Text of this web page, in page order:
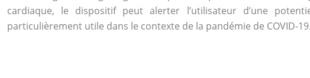
cardiaque, le dispositif peut alerter l’utilisateur d’une
particulièrement utile dans le contexte de la pandémie de COVID-19.